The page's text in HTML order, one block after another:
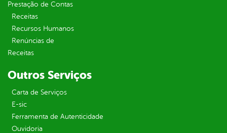
Prestação de Contas
Receitas
Recursos Humanos
Renúncias de
Receitas
Outros Serviços
Carta de Serviços
E-sic
Ferramenta de Autenticidade
Ouvidoria